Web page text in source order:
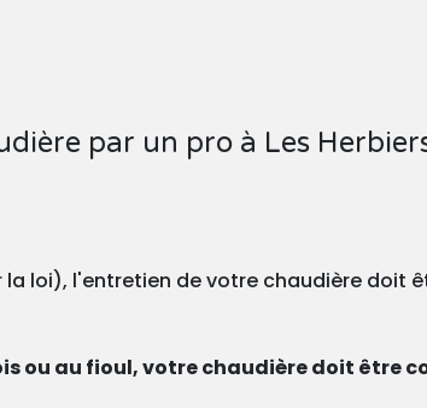
par un pro à Les
loi), l'entretien de votre chaudière doit
ou au fioul, votre chaudière doit être